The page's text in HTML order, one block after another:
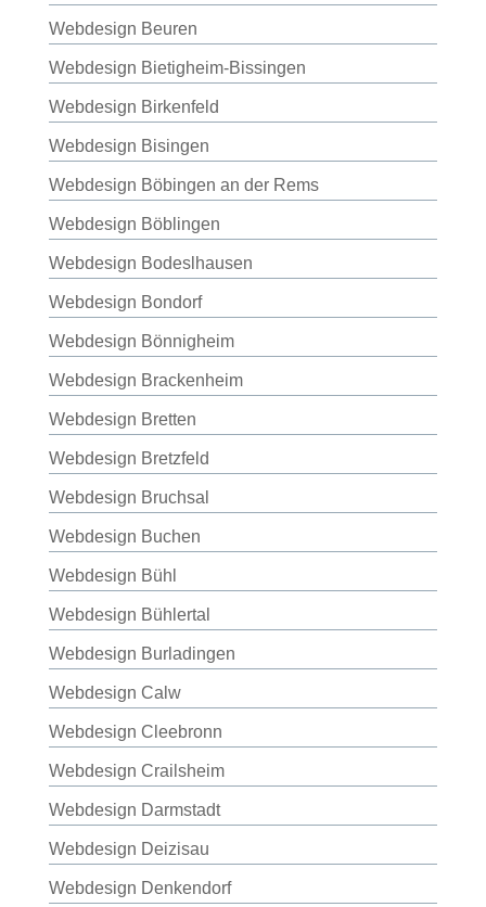
Webdesign Beuren
Webdesign Bietigheim-Bissingen
Webdesign Birkenfeld
Webdesign Bisingen
Webdesign Böbingen an der Rems
Webdesign Böblingen
Webdesign Bodeslhausen
Webdesign Bondorf
Webdesign Bönnigheim
Webdesign Brackenheim
Webdesign Bretten
Webdesign Bretzfeld
Webdesign Bruchsal
Webdesign Buchen
Webdesign Bühl
Webdesign Bühlertal
Webdesign Burladingen
Webdesign Calw
Webdesign Cleebronn
Webdesign Crailsheim
Webdesign Darmstadt
Webdesign Deizisau
Webdesign Denkendorf